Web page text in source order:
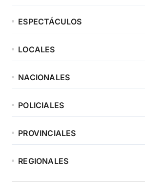
ESPECTÁCULOS
LOCALES
NACIONALES
POLICIALES
PROVINCIALES
REGIONALES